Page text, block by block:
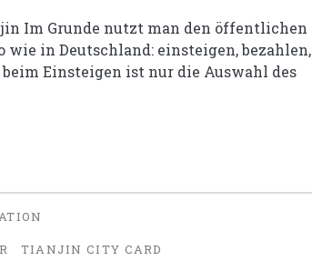
Im Grunde nutzt man den öffentlichen
in Deutschland: einsteigen, bezahlen,
Einsteigen ist nur die Auswahl des
TIANJIN CITY CARD